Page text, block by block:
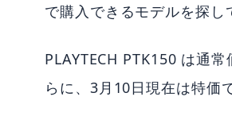
で購入できるモデルを探し
PLAYTECH PTK150 は通
らに、3月10日現在は特価